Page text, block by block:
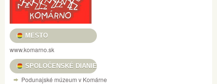
MESTO
www.komarno.sk
SPOLOČENSKÉ DIANIE
Podunajské múzeum v Komárne